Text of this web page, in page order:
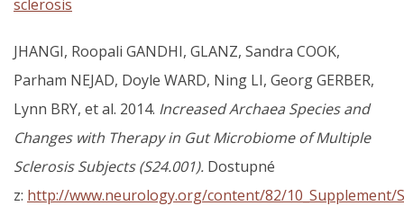
sclerosis
JHANGI, Roopali GANDHI, GLANZ, Sandra COOK,
Parham NEJAD, Doyle WARD, Ning LI, Georg GERBER,
Lynn BRY, et al. 2014. Increased Archaea Species and
Changes with Therapy in Gut Microbiome of Multiple
Sclerosis Subjects (S24.001). Dostupné
z: http://www.neurology.org/content/82/10_Supplement/